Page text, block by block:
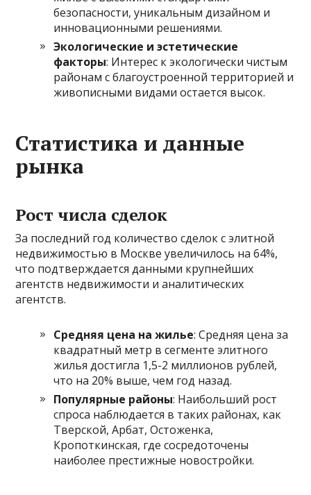
безопасности, уникальным дизайном и
инновационными решениями.
Экологические и эстетические
факторы: Интерес к экологически чистым
районам с благоустроенной территорией и
живописными видами остается высок.
Статистика и данные
рынка
Рост числа сделок
За последний год количество сделок с элитной
недвижимостью в Москве увеличилось на 64%,
что подтверждается данными крупнейших
агентств недвижимости и аналитических
агентств.
Средняя цена на жилье: Средняя цена за
квадратный метр в сегменте элитного
жилья достигла 1,5-2 миллионов рублей,
что на 20% выше, чем год назад.
Популярные районы: Наибольший рост
спроса наблюдается в таких районах, как
Тверской, Арбат, Остоженка,
Кропоткинская, где сосредоточены
наиболее престижные новостройки.